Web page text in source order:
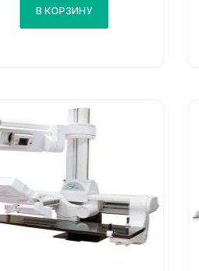
В КОРЗИНУ